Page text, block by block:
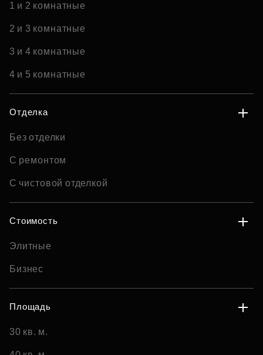
1 и 2 комнатные
2 и 3 комнатные
3 и 4 комнатные
4 и 5 комнатные
Отделка
Без отделки
С ремонтом
С чистовой отделкой
Стоимость
Элитные
Бизнес
Площадь
30 кв. м.